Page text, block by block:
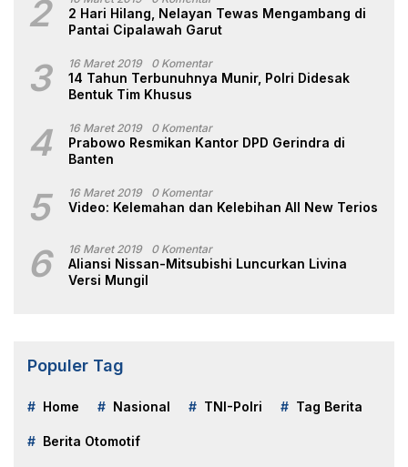
2
2 Hari Hilang, Nelayan Tewas Mengambang di
Pantai Cipalawah Garut
3 16 Maret 2019 0 Komentar
14 Tahun Terbunuhnya Munir, Polri Didesak
Bentuk Tim Khusus
4 16 Maret 2019 0 Komentar
Prabowo Resmikan Kantor DPD Gerindra di
Banten
5 16 Maret 2019 0 Komentar
Video: Kelemahan dan Kelebihan All New Terios
6 16 Maret 2019 0 Komentar
Aliansi Nissan-Mitsubishi Luncurkan Livina
Versi Mungil
Populer Tag
Home Nasional TNI-Polri Tag Berita
Berita Otomotif